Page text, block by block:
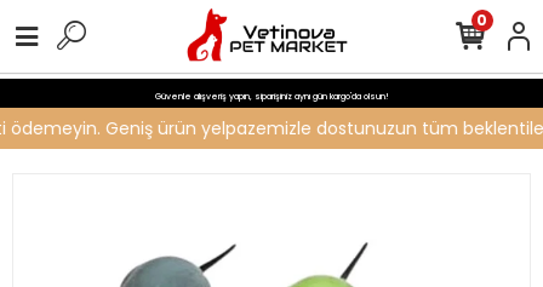
Güvenle alışveriş yapın, siparişiniz aynı gün kargo'da olsun!
Geniş ürün yelpazemizle dostunuzun tüm
0